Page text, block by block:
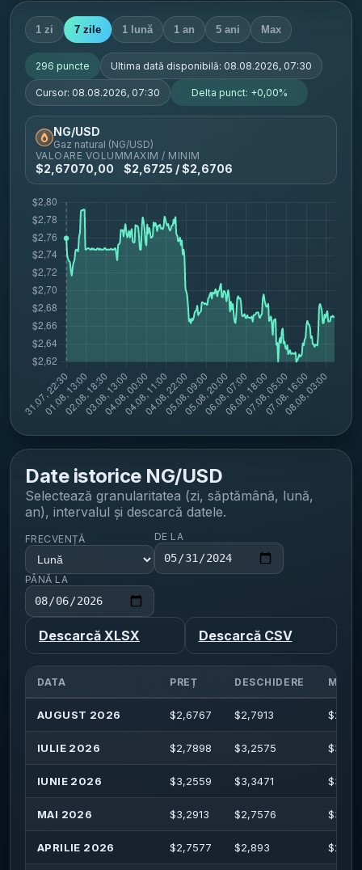
1 zi 7 zile 1 lună 1 an 5 ani Max
296 puncte Ultima dată disponibilă: 08.08.2026, 07:30
Cursor: 08.08.2026, 07:30 Delta punct: +0,00%
NG/USD
Gaz natural (NG/USD)
VALOARE
$2,6707
VOLUM
0,00
MAXIM / MINIM
$2,6725 / $2,6706
Date istorice NG/USD
Selectează granularitatea (zi, săptămână, lună,
an), intervalul și descarcă datele.
FRECVENȚĂ DE LA
PÂNĂ LA
Descarcă XLSX Descarcă CSV
DATA PREȚ DESCHIDERE
AUGUST 2026 $2,6767 $2,7913 $
IULIE 2026 $2,7898 $3,2575 $
IUNIE 2026 $3,2559 $3,3471 $
MAI 2026 $3,2913 $2,7576 $
APRILIE 2026 $2,7577 $2,893 $